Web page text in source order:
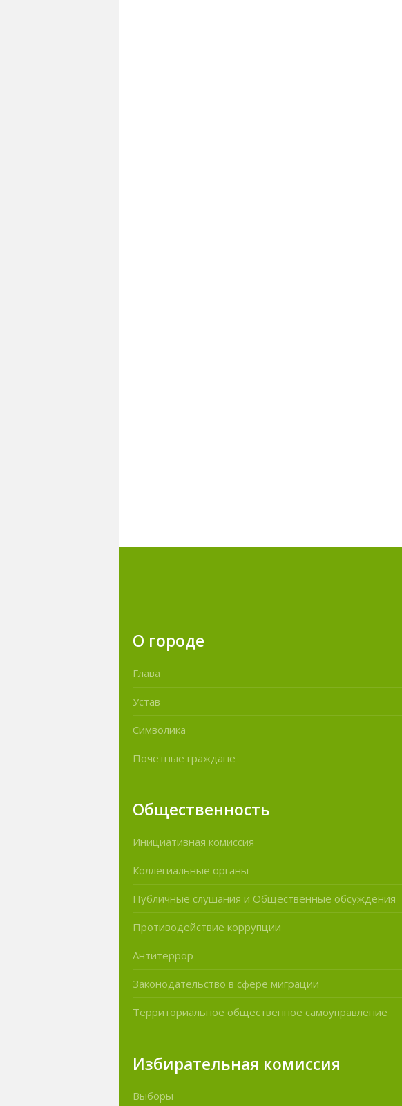
О городе
Глава
Устав
Символика
Почетные граждане
Общественность
Инициативная комиссия
Коллегиальные органы
Публичные слушания и Общественные обсуждения
Противодействие коррупции
Антитеррор
Законодательство в сфере миграции
Территориальное общественное самоуправление
Избирательная комиссия
Выборы